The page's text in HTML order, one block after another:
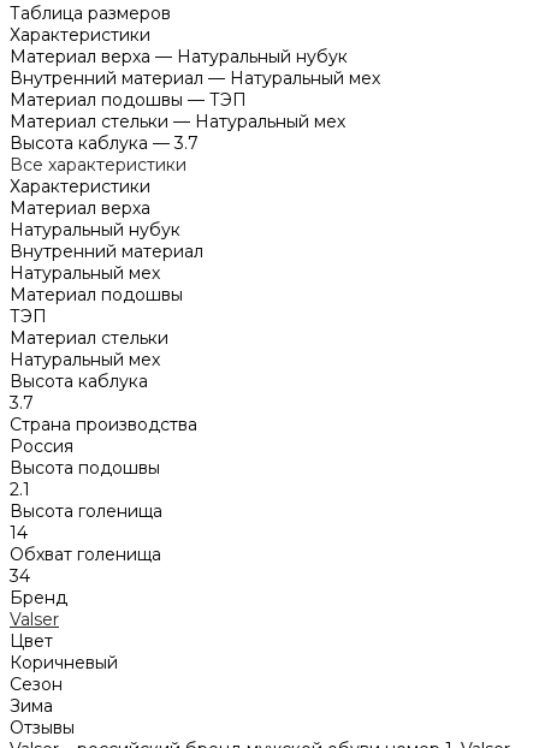
Таблица размеров
Характеристики
Материал верха — Натуральный нубук
Внутренний материал — Натуральный мех
Материал подошвы — ТЭП
Материал стельки — Натуральный мех
Высота каблука — 3.7
Все характеристики
Характеристики
Материал верха
Натуральный нубук
Внутренний материал
Натуральный мех
Материал подошвы
ТЭП
Материал стельки
Натуральный мех
Высота каблука
3.7
Страна производства
Россия
Высота подошвы
2.1
Высота голенища
14
Обхват голенища
34
Бренд
Valser
Цвет
Коричневый
Сезон
Зима
Отзывы